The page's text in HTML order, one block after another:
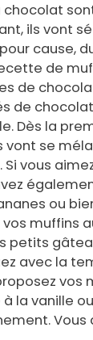
chocolat
ils vont
cause,
de
de
de
Dès la
vont se
Si vous
ou
muffins
petits
avec la
vos
la vanille
Vous